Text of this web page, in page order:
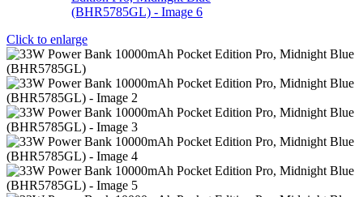
Click to enlarge